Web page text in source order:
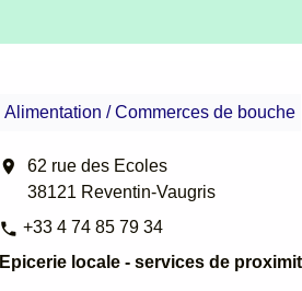
Alimentation / Commerces de bouche
location_on
62 rue des Ecoles
38121 Reventin-Vaugris
phone +33 4 74 85 79 34
Epicerie locale - services de